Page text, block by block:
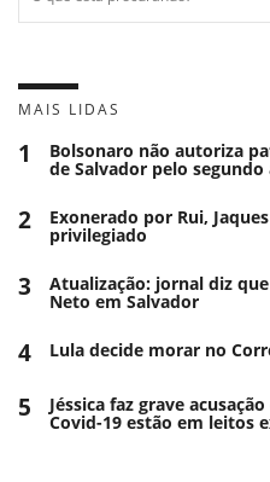
MAIS LIDAS
1 Bolsonaro não autoriza
de Salvador pelo segundo
2 Exonerado por Rui,
privilegiado
3 Atualização: jornal diz
Neto em Salvador
4 Lula decide morar no
5 Jéssica faz grave
Covid-19 estão em leitos